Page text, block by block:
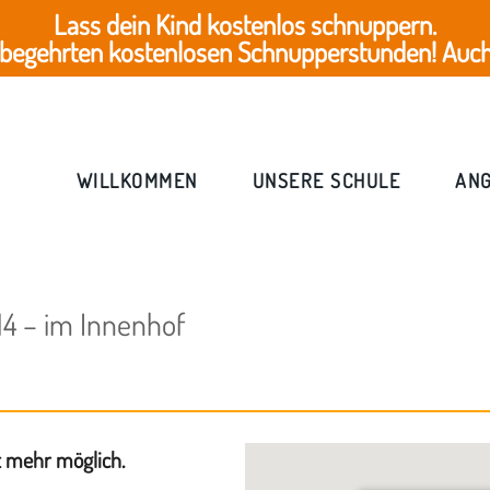
Lass dein Kind kostenlos schnuppern.
kostenlosen Schnupperstunden!
WILLKOMMEN UNSERE SCHULE
– im Innenhof
möglich.